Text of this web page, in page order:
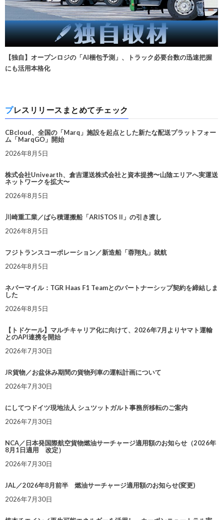
【独自】オープンロジの「AI梱包予測」、トラック必要台数の迅速把握
にも活用本格化
プレスリリースまとめてチェック
CBcloud、全国の「Marq」施設を起点とした新たな配送プラットフォー
ム「MarqGO」開始
2026年8月5日
株式会社Univearth、倉吉運送株式会社と資本提携〜山陰エリアへ実運送
ネットワークを拡大〜
2026年8月5日
川崎重工業／ばら積運搬船「ARISTOS II」の引き渡し
2026年8月5日
フジトランスコーポレーション／新造船「蓉翔丸」就航
2026年8月5日
ネバーマイル：TGR Haas F1 Teamとのパートナーシップ契約を締結しま
した
2026年8月5日
【トドケール】マルチキャリア化に向けて、2026年7月よりヤマト運輸
とのAPI連携を開始
2026年7月30日
JR貨物／お盆休み期間の貨物列車の運転計画について
2026年7月30日
にしてつドイツ現地法人 シュツットガルト事務所移転のご案内
2026年7月30日
NCA／日本発国際航空貨物燃油サーチャージ適用額のお知らせ（2026年
8月1日適用 改定）
2026年7月30日
JAL／2026年8月前半 燃油サーチャージ適用額のお知らせ(変更)
2026年7月30日